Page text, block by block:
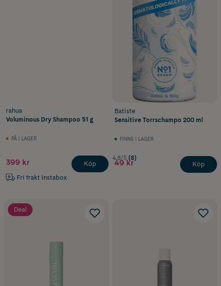
rahua
Voluminous Dry Shampoo 51 g
FÅ I LAGER
399 kr
Fri frakt Instabox
Köp
Batiste
Sensitive Torrschampo 200 ml
FINNS I LAGER
4.8/5 (8)
49 kr Köp
Deal